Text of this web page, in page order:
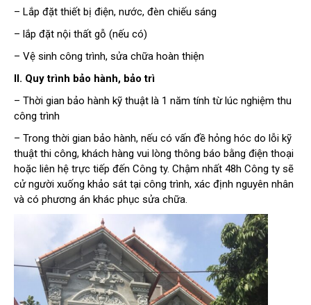
– Lắp đặt thiết bị điện, nước, đèn chiếu sáng
– lắp đặt nội thất gỗ (nếu có)
– Vệ sinh công trình, sửa chữa hoàn thiện
II. Quy trình bảo hành, bảo trì
– Thời gian bảo hành kỹ thuật là 1 năm tính từ lúc nghiệm thu
công trình
– Trong thời gian bảo hành, nếu có vấn đề hỏng hóc do lỗi kỹ
thuật thi công, khách hàng vui lòng thông báo bằng điện thoại
hoặc liên hệ trực tiếp đến Công ty. Chậm nhất 48h Công ty sẽ
cử người xuống khảo sát tại công trình, xác định nguyên nhân
và có phương án khác phục sửa chữa.